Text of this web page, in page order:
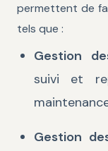
permettent de
tels que :
Gestion
suivi et
Gestion